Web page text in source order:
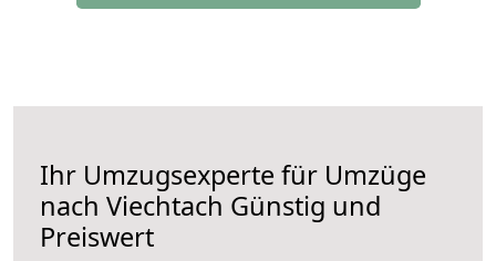
Ihr Umzugsexperte für Umzüge
nach Viechtach Günstig und
Preiswert